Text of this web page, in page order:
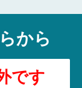
から
です